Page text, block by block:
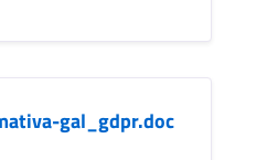
gal_gdpr.doc